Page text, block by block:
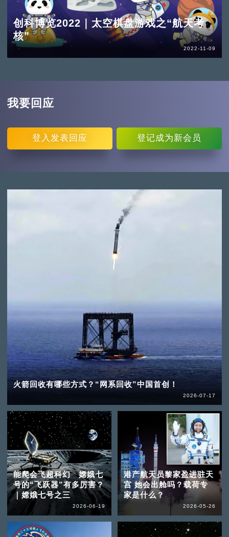
创科博览2022｜太空棋盘游戏之“航天考
核”
2022-11-09
我要回应
登入 发表回应 登记成为新会员
火箭回收有哪些方式？“网系回收”中国首创！
2026-07-17
能爬会飞超科幻 嫦娥七
号的“飞跃器”有多厉害？
｜嫦娥七号之三
2026-06-19
港产航天员黎家盈进驻天
宫 她会出舱吗？载荷专
家是什么？
2026-05-26